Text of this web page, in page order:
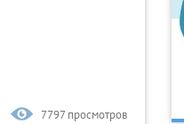
7797 просмотров